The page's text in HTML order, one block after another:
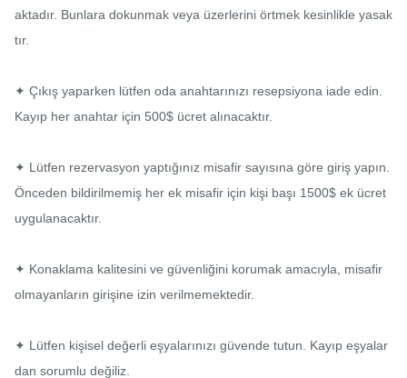
aktadır. Bunlara dokunmak veya üzerlerini örtmek kesinlikle yasak
tır.
✦ Çıkış yaparken lütfen oda anahtarınızı resepsiyona iade edin.
Kayıp her anahtar için 500$ ücret alınacaktır.
✦ Lütfen rezervasyon yaptığınız misafir sayısına göre giriş yapın.
Önceden bildirilmemiş her ek misafir için kişi başı 1500$ ek ücret
uygulanacaktır.
✦ Konaklama kalitesini ve güvenliğini korumak amacıyla, misafir
olmayanların girişine izin verilmemektedir.
✦ Lütfen kişisel değerli eşyalarınızı güvende tutun. Kayıp eşyalar
dan sorumlu değiliz.